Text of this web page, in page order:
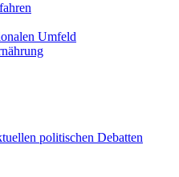
Umfeld
politischen Debatten